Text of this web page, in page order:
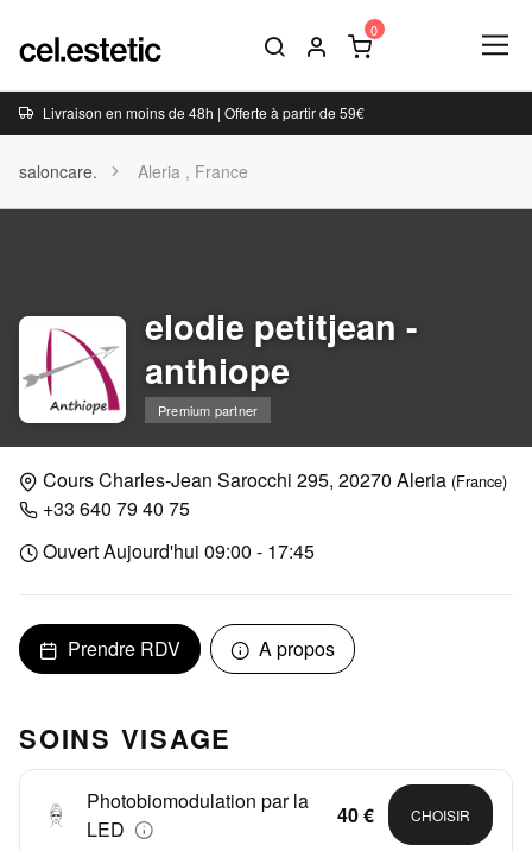
Livraison en moins de 48h | Offerte à partir de 59€
saloncare. Aleria , France
elodie petitjean -
anthiope
Premium partner
Cours Charles-Jean Sarocchi 295, 20270 Aleria (France)
+33 640 79 40 75
Ouvert Aujourd'hui 09:00 - 17:45
Prendre RDV A propos
SOINS VISAGE
Photobiomodulation par la
LED
40 € CHOISIR